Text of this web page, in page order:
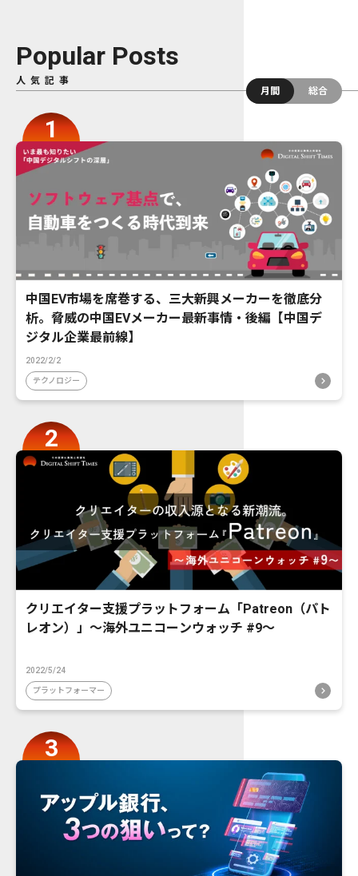
Popular Posts
人気記事
月間
総合
中国EV市場を席巻する、三大新興メーカーを徹底分
析。脅威の中国EVメーカー最新事情・後編【中国デ
ジタル企業最前線】
2022/2/2
テクノロジー
クリエイター支援プラットフォーム「Patreon（パト
レオン）」〜海外ユニコーンウォッチ #9〜
2022/5/24
プラットフォーマー